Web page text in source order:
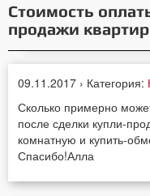
Стоимость
продажи
09.11.2017 › Категория:
Сколько примерно
после сделки купли-
комнатную и купить-
Спасибо!Алла